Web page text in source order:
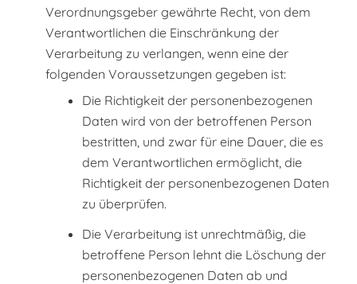
Verordnungsgeber gewährte Recht, von dem
Verantwortlichen die Einschränkung der
Verarbeitung zu verlangen, wenn eine der
folgenden Voraussetzungen gegeben ist:
Die Richtigkeit der personenbezogenen
Daten wird von der betroffenen Person
bestritten, und zwar für eine Dauer, die es
dem Verantwortlichen ermöglicht, die
Richtigkeit der personenbezogenen Daten
zu überprüfen.
Die Verarbeitung ist unrechtmäßig, die
betroffene Person lehnt die Löschung der
personenbezogenen Daten ab und